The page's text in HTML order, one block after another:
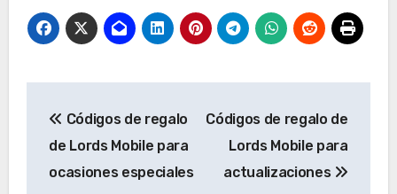
navigation
Códigos de regalo
de Lords Mobile para
ocasiones especiales
Códigos de regalo de
Lords Mobile para
actualizaciones